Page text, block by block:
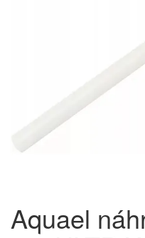
Aquael